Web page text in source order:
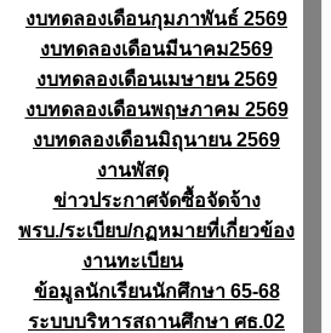
งบทดลองเดือนกุมภาพันธ์ 2569
งบทดลองเดือนมีนาคม2569
งบทดลองเดือนเมษายน 2569
งบทดลองเดือนพฤษภาคม 2569
งบทดลองเดือนมิถุนายน 2569
งานพัสดุ
ข่าวประกาศจัดซื้อจัดจ้าง
พรบ./ระเบียบ/กฏหมายที่เกี่ยวข้อง
งานทะเบียน
ข้อมูลนักเรียนนักศึกษา 65-68
ระบบบริหารสถานศึกษา ศธ.02